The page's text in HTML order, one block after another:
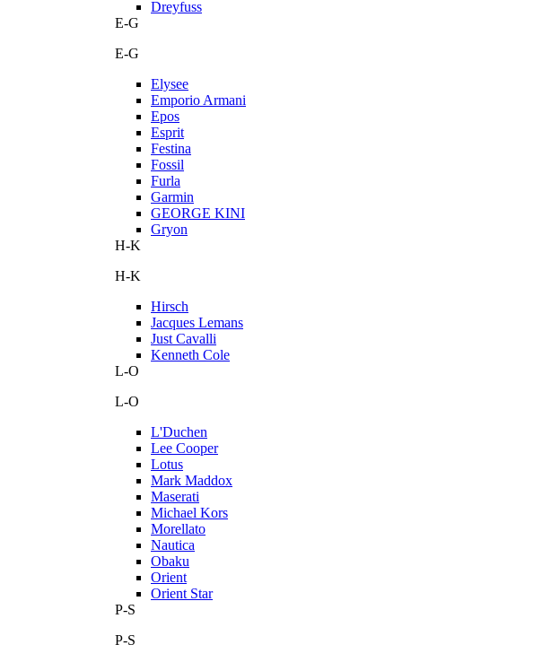
Dreyfuss
E-G
E-G
Elysee
Emporio Armani
Epos
Esprit
Festina
Fossil
Furla
Garmin
GEORGE KINI
Gryon
H-K
H-K
Hirsch
Jacques Lemans
Just Cavalli
Kenneth Cole
L-O
L-O
L'Duchen
Lee Cooper
Lotus
Mark Maddox
Maserati
Michael Kors
Morellato
Nautica
Obaku
Orient
Orient Star
P-S
P-S